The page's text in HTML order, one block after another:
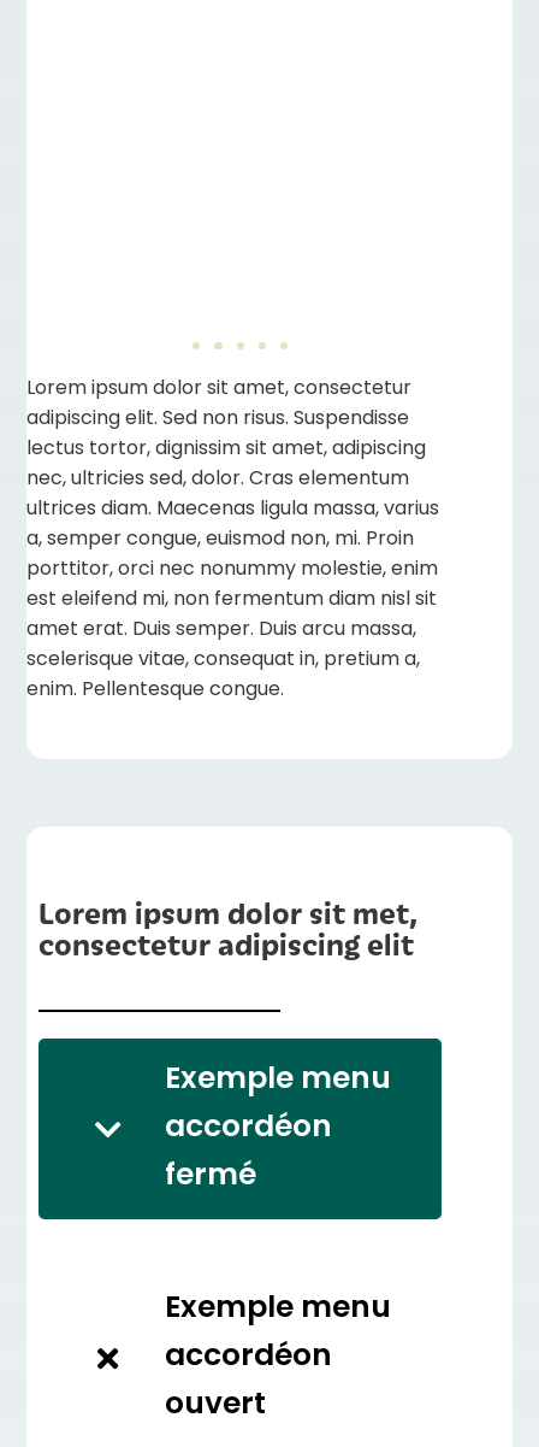
Lorem ipsum dolor sit amet, consectetur
adipiscing elit. Sed non risus. Suspendisse
lectus tortor, dignissim sit amet, adipiscing
nec, ultricies sed, dolor. Cras elementum
ultrices diam. Maecenas ligula massa, varius
a, semper congue, euismod non, mi. Proin
porttitor, orci nec nonummy molestie, enim
est eleifend mi, non fermentum diam nisl sit
amet erat. Duis semper. Duis arcu massa,
scelerisque vitae, consequat in, pretium a,
enim. Pellentesque congue.
Lorem ipsum dolor sit met,
consectetur adipiscing elit
Exemple menu
accordéon
fermé
Exemple menu
accordéon
ouvert